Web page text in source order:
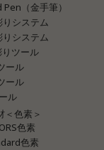
（金手筆）
システム
システム
ツール
ール
ール
ル
＜色素＞
色素
色素